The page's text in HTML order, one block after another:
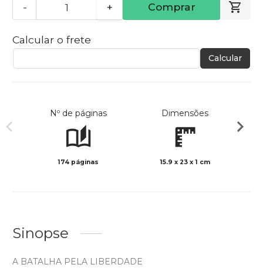
- + Comprar
Calcular o frete
Calcular
Nº de páginas
174 páginas
Dimensões
15.9 x 23 x 1 cm
Sinopse
A BATALHA PELA LIBERDADE